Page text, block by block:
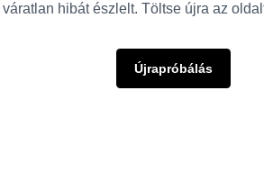
hibát észlelt. Töltse újra az
Újrapróbálás